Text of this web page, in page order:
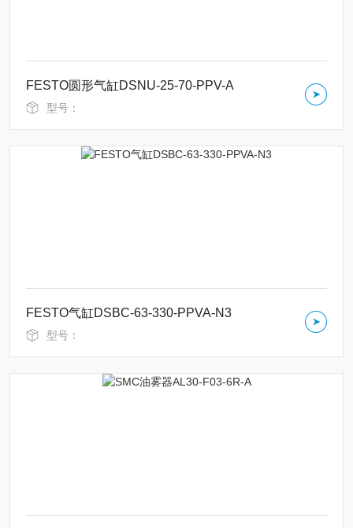
FESTO圆形气缸DSNU-25-70-PPV-A
型号：
FESTO气缸DSBC-63-330-PPVA-N3
型号：